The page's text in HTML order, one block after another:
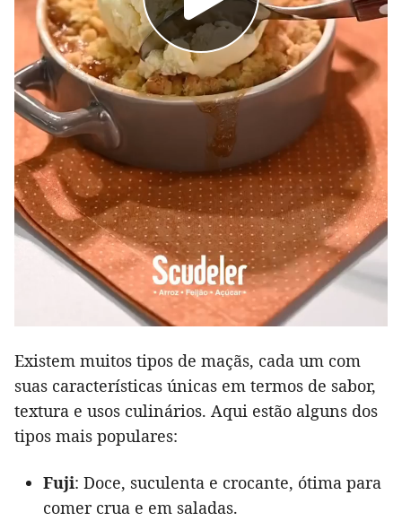
Existem muitos tipos de maçãs, cada um com
suas características únicas em termos de sabor,
textura e usos culinários. Aqui estão alguns dos
tipos mais populares:
Fuji: Doce, suculenta e crocante, ótima para
comer crua e em saladas.